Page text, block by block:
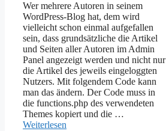
Wer mehrere Autoren in seinem
WordPress-Blog hat, dem wird
vielleicht schon einmal aufgefallen
sein, dass grundsätzliche die Artikel
und Seiten aller Autoren im Admin
Panel angezeigt werden und nicht nur
die Artikel des jeweils eingeloggten
Nutzers. Mit folgendem Code kann
man das ändern. Der Code muss in
die functions.php des verwendeten
Themes kopiert und die …
Weiterlesen